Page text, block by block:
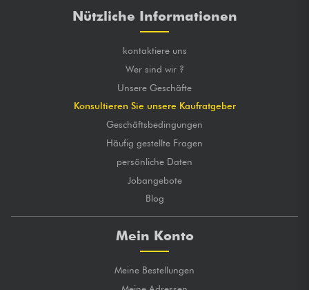
Nützliche Informationen
kontaktiere uns
Wer sind wir ?
Unsere Geschäfte
Konsultieren Sie unsere Kaufratgeber
Geschäftsbedingungen
Häufig gestellte Fragen
persönliche Daten
Jobangebote
Blog
Mein Konto
Meine Bestellungen